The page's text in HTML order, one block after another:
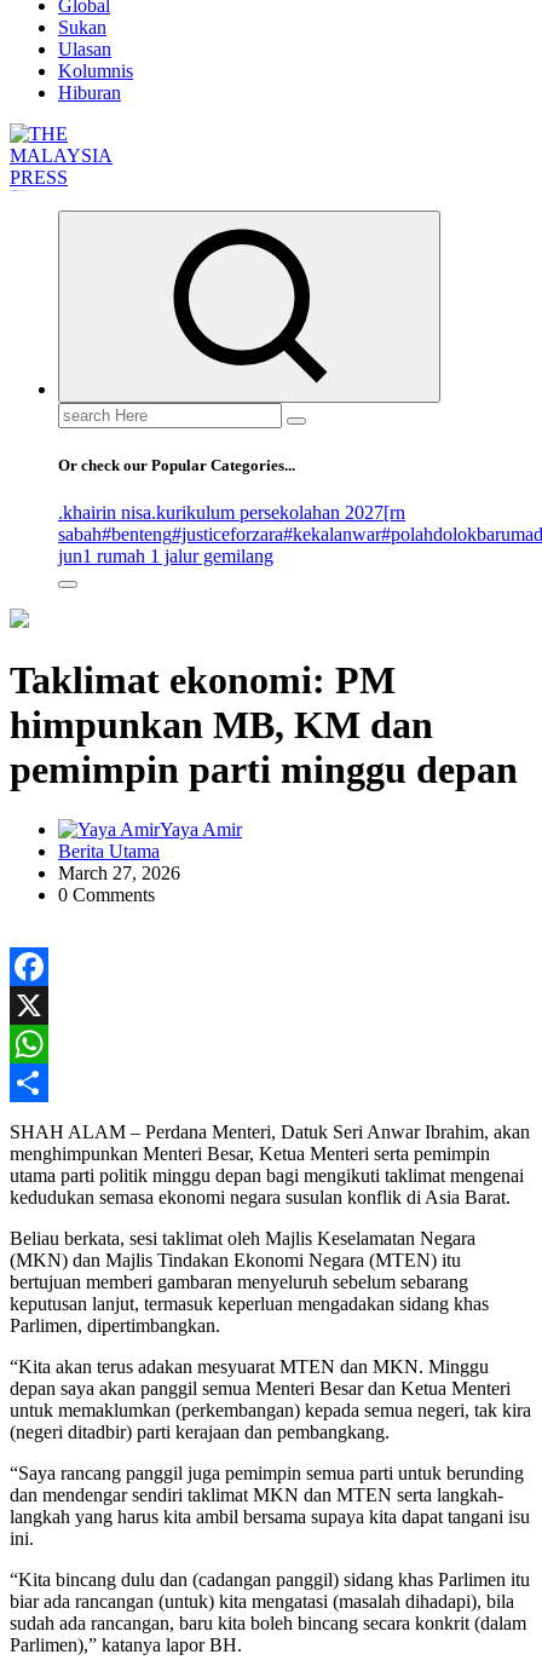
Global
Sukan
Ulasan
Kolumnis
Hiburan
Search
for:
Or check our Popular Categories...
.khairin nisa.kurikulum persekolahan 2027[rn
sabah#benteng#justiceforzara#kekalanwar
jun1 rumah 1 jalur gemilang
Taklimat ekonomi: PM
himpunkan MB, KM dan
pemimpin parti minggu depan
Yaya Amir
Berita Utama
March 27, 2026
0 Comments
Facebook
X
WhatsApp
Share
SHAH ALAM – Perdana Menteri, Datuk Seri Anwar Ibrahim, akan
menghimpunkan Menteri Besar, Ketua Menteri serta pemimpin
utama parti politik minggu depan bagi mengikuti taklimat mengenai
kedudukan semasa ekonomi negara susulan konflik di Asia Barat.
Beliau berkata, sesi taklimat oleh Majlis Keselamatan Negara
(MKN) dan Majlis Tindakan Ekonomi Negara (MTEN) itu
bertujuan memberi gambaran menyeluruh sebelum sebarang
keputusan lanjut, termasuk keperluan mengadakan sidang khas
Parlimen, dipertimbangkan.
“Kita akan terus adakan mesyuarat MTEN dan MKN. Minggu
depan saya akan panggil semua Menteri Besar dan Ketua Menteri
untuk memaklumkan (perkembangan) kepada semua negeri, tak kira
(negeri ditadbir) parti kerajaan dan pembangkang.
“Saya rancang panggil juga pemimpin semua parti untuk berunding
dan mendengar sendiri taklimat MKN dan MTEN serta langkah-
langkah yang harus kita ambil bersama supaya kita dapat tangani isu
ini.
“Kita bincang dulu dan (cadangan panggil) sidang khas Parlimen itu
biar ada rancangan (untuk) kita mengatasi (masalah dihadapi), bila
sudah ada rancangan, baru kita boleh bincang secara konkrit (dalam
Parlimen),” katanya lapor BH.